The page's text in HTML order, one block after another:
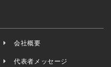
会社概要
代表者メッセージ